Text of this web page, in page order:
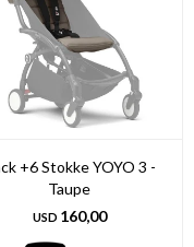
+6 Stokke YOYO 3 -
Taupe
USD 160,00